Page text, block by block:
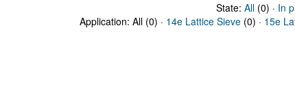
State: All(0) · In
Application: All (0) · 14e Lattice Sieve (0) · 15e